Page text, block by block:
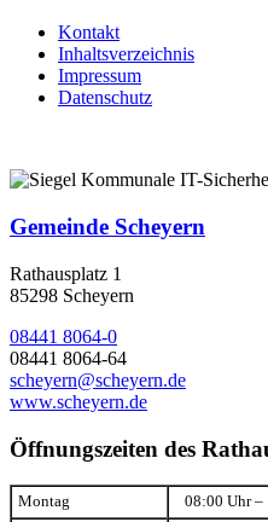
Kontakt
Inhaltsverzeichnis
Impressum
Datenschutz
Gemeinde Scheyern
Rathausplatz 1
85298 Scheyern
08441 8064-0
08441 8064-64
scheyern@scheyern.de
www.scheyern.de
Öffnungszeiten des
Montag 08:00 Uhr –